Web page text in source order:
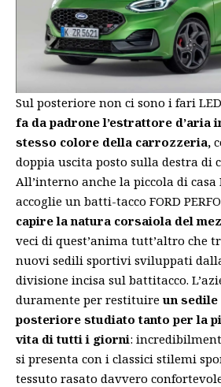
Sul posteriore non ci sono i fari
fa da padrone l’estrattore d’aria
stesso colore della carrozzeria,
doppia uscita posto sulla destra di
All’interno anche la piccola di casa
accoglie un batti-tacco FORD
capire la natura corsaiola del
veci di quest’anima tutt’altro che
nuovi sedili sportivi sviluppati
divisione incisa sul battitacco.
duramente per restituire un
posteriore studiato tanto per la
vita di tutti i giorni:
si presenta con i classici stilemi
tessuto rasato davvero